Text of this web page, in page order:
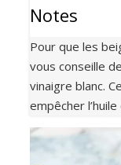
Notes
Pour que les
vous conseille
vinaigre blanc.
empêcher